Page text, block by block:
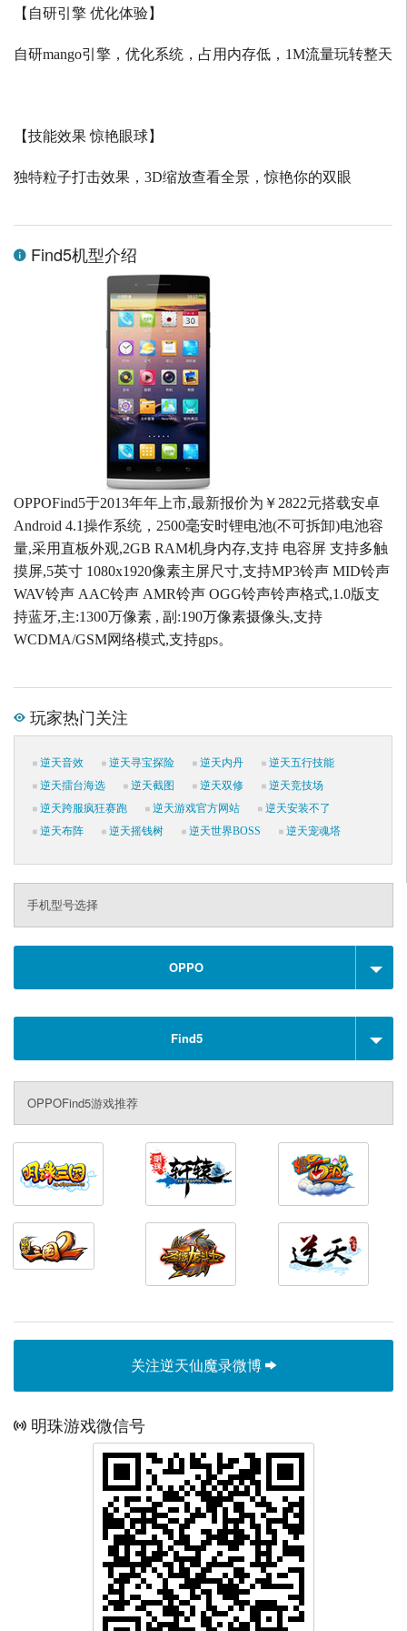
【自研引擎 优化体验】
自研mango引擎，优化系统，占用内存低， 1M流量玩转整天
【技能效果 惊艳眼球】
独特粒子打击效果， 3D缩放查看全景，惊艳你的双眼
Find5机型介绍
OPPOFind5于2013年年上市,最新报价为￥2822元搭载安卓
Android 4.1操作系统，2500毫安时锂电池(不可拆卸)电池容
量,采用直板外观,2GB RAM机身内存,支持 电容屏 支持多触
摸屏,5英寸 1080x1920像素主屏尺寸,支持MP3铃声 MID铃声
WAV铃声 AAC铃声 AMR铃声 OGG铃声铃声格式,1.0版支
持蓝牙,主:1300万像素 , 副:190万像素摄像头,支持
WCDMA/GSM网络模式,支持gps。
玩家热门关注
逆天音效 逆天寻宝探险 逆天内丹
逆天五行技能
逆天擂台海选
逆天截图 逆天双修
逆天竞技场
逆天跨服疯狂赛跑
逆天游戏官方网站
逆天安装不了
逆天布阵
逆天摇钱树 逆天世界BOSS 逆天宠魂塔
手机型号选择
OPPO
Find5
OPPOFind5游戏推荐
关注逆天仙魔录微博
明珠游戏微信号